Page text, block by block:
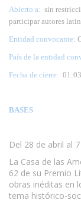
Abierto a: sin
participar autores
Entidad convocante:
País de la entidad
Fecha de cierre:
BASES
Del 28 de abril al
La Casa de las
62 de su Premio
obras inéditas en
tema histórico-